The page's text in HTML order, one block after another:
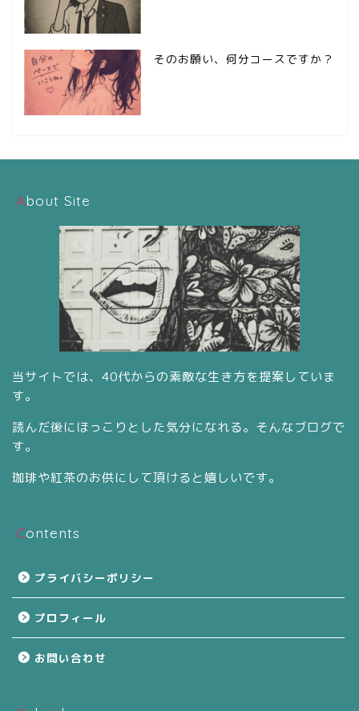
そのお願い、何分コースですか？
About Site
当サイトでは、40代からの素敵な生き方を提案していま
す。
読んだ後にほっこりとした気分になれる。そんなブログで
す。
珈琲や紅茶のお供にして頂けると嬉しいです。
Contents
プライバシーポリシー
プロフィール
お問い合わせ